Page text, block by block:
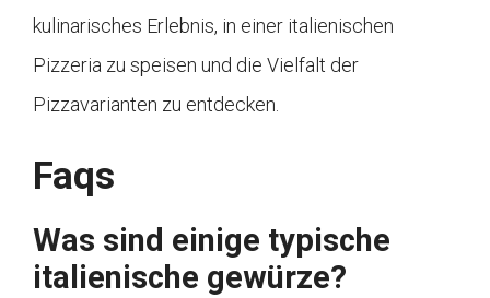
kulinarisches Erlebnis, in einer italienischen
Pizzeria zu speisen und die Vielfalt der
Pizzavarianten zu entdecken.
Faqs
Was sind einige typische
italienische gewürze?